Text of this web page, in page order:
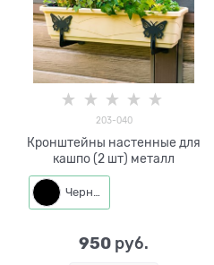
203-040
Кронштейны настенные для
кашпо (2 шт) металл
Черный
950 руб.